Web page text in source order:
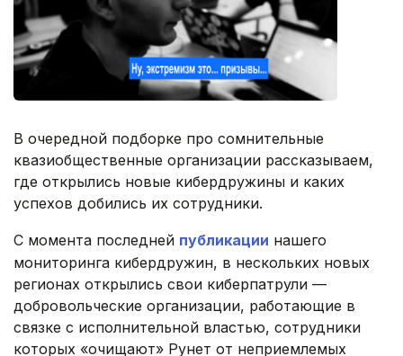
В очередной подборке про сомнительные
квазиобщественные организации рассказываем,
где открылись новые кибердружины и каких
успехов добились их сотрудники.
С момента последней публикации нашего
мониторинга кибердружин, в нескольких новых
регионах открылись свои киберпатрули —
добровольческие организации, работающие в
связке с исполнительной властью, сотрудники
которых «очищают» Рунет от неприемлемых